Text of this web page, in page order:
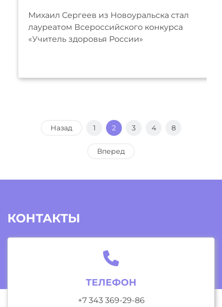
Михаил Сергеев из Новоуральска стал
лауреатом Всероссийского конкурса
«Учитель здоровья России»
Назад 1 2 3 4 8
Вперед
КОНТАКТЫ
ТЕЛЕФОН
+7 343 369-29-86